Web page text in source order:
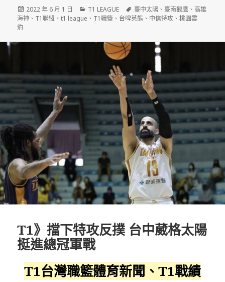
發
佈
2022 年 6 月 1 日
分
類
T1 LEAGUE
標
籤
臺中太陽 、 臺南獵鷹 、高雄
海神 、 T1聯盟 、t1 league 、 T1職籃 、 台啤英熊 、 中信特攻 、桃園雲
豹
T1》擋下特攻反撲 台中葳格太陽
挺進總冠軍戰
T1台灣職籃體育新聞、T1戰績